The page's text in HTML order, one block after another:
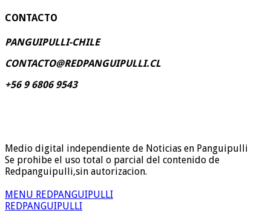
CONTACTO
PANGUIPULLI-CHILE
CONTACTO@REDPANGUIPULLI.CL
+56 9 6806 9543
Medio digital independiente de Noticias en Panguipulli
Se prohibe el uso total o parcial del contenido de
Redpanguipulli,sin autorizacion.
MENU REDPANGUIPULLI
REDPANGUIPULLI